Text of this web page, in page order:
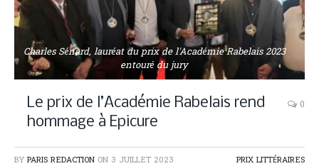
Charles Sénard, lauréat du prix de l'Académie Rabelais 2023
entouré du jury
Le prix de l’Académie Rabelais rend
hommage à Epicure
0
BY PARIS REDACTION ON 3 JUILLET 2023 PRIX LITTÉRAIRES